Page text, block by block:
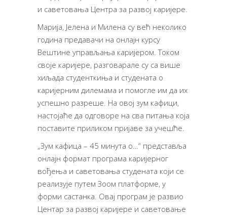
и саветовања Центра за развој каријере.
Марија, Јелена и Милена су већ неколико
година предавачи на онлајн курсу
Вештине управљања каријером. Током
своје каријере, разговарале су са више
хиљада студенткиња и студената о
каријерним дилемама и помогле им да их
успешно разреше. На овој зум кафици,
настојаће да одговоре на сва питања која
поставите приликом пријаве за учешће.
„Зум кафица – 45 минута о…“ представља
онлајн формат програма каријерног
вођења и саветовања студената који се
реализује путем Зоом платформе, у
форми састанка. Овај програм је развио
Центар за развој каријере и саветовање